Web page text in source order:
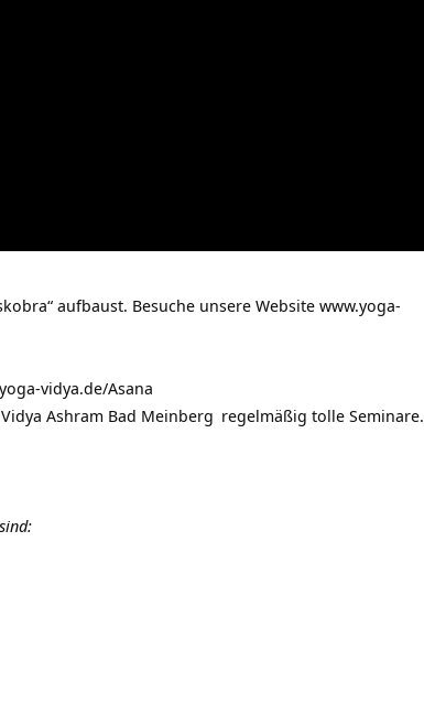
aufbaust. Besuche unsere Website www.yoga-
vidya.de/Asana
Ashram Bad Meinberg regelmäßig tolle Seminare.